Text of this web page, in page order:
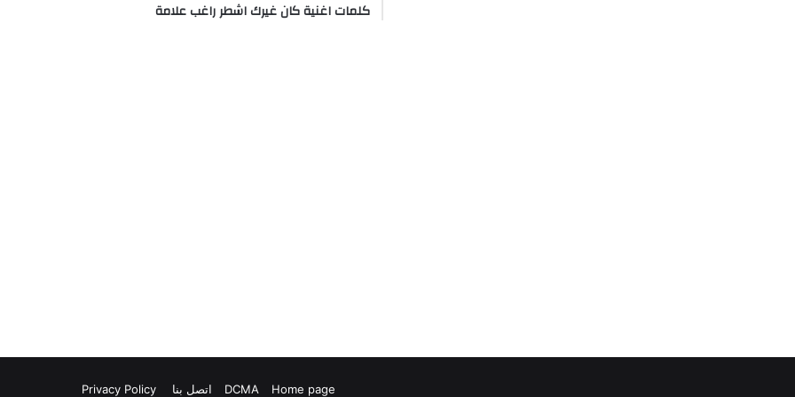
كلمات اغنية كان غيرك اشطر راغب علامة
Home page
DCMA اتصل بنا Privacy Policy